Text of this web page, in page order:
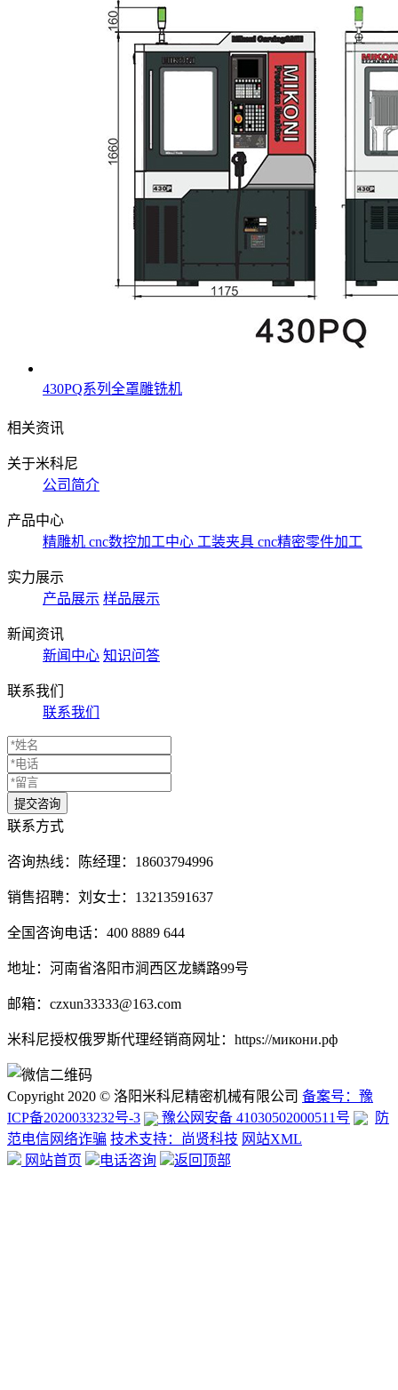
430PQ系列全罩雕铣机
相关资讯
关于米科尼
公司简介
产品中心
精雕机 cnc数控加工中心 工装夹具 cnc精密零件加工
实力展示
产品展示 样品展示
新闻资讯
新闻中心 知识问答
联系我们
联系我们
联系方式
咨询热线： 陈经理：18603794996
销售招聘：刘女士：13213591637
全国咨询电话：400 8889 644
地址：河南省洛阳市涧西区龙鳞路99号
邮箱：czxun33333@163.com
米科尼授权俄罗斯代理经销商网址：https://микони.рф
Copyright 2020 © 洛阳米科尼精密机械有限公司 备案号：豫
ICP备2020033232号-3
豫公网安备 41030502000511号
防
范电信网络诈骗 技术支持：尚贤科技 网站XML
网站首页
电话咨询 返回顶部